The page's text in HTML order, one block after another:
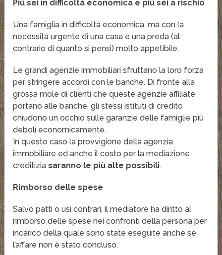
Più sei in difficoltà economica e più sei a rischio
Una famiglia in difficoltà economica, ma con la
necessità urgente di una casa è una preda (al
contrario di quanto si pensi) molto appetibile.
Le grandi agenzie immobiliari sfruttano la loro forza
per stringere accordi con le banche. Di fronte alla
grossa mole di clienti che queste agenzie affiliate
portano alle banche, gli stessi istituti di credito
chiudono un occhio sulle garanzie delle famiglie più
deboli economicamente.
In questo caso la provvigione della agenzia
immobiliare ed anche il costo per la mediazione
creditiziasaranno le più alte possibili.
Rimborso delle spese
Salvo patti o usi contrari, il mediatore ha diritto al
rimborso delle spese nei confronti della persona per
incarico della quale sono state eseguite anche se
l’affare non è stato concluso.